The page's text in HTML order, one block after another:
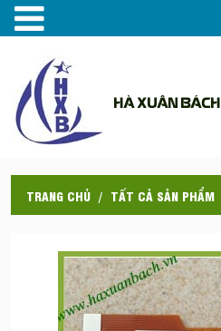
HÀ XUÂN BÁCH
TRANG CHỦ TẤT CẢ SẢN PHẨM